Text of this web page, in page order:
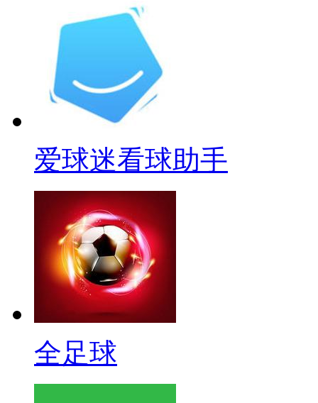
爱球迷看球助手
全足球